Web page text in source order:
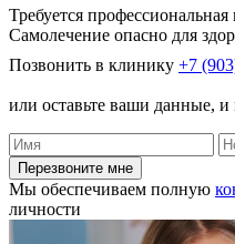
Требуется
Самолечение опасно для
Позвонить в клинику +7
или оставьте ваши данные,
Перезвоните мне
Мы обеспечиваем полную
личности